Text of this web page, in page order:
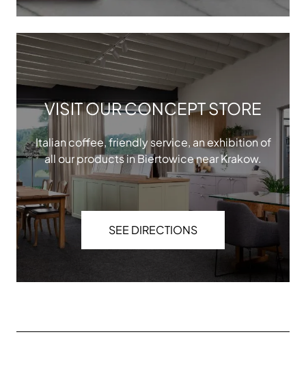
VISIT OUR CONCEPT STORE
Italian coffee, friendly service, an exhibition of
all our products in Biertowice near Krakow.
SEE DIRECTIONS